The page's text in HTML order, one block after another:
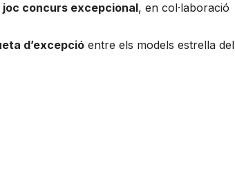
joc concurs excepcional, en col·laboració
d’excepció entre els models estrella del